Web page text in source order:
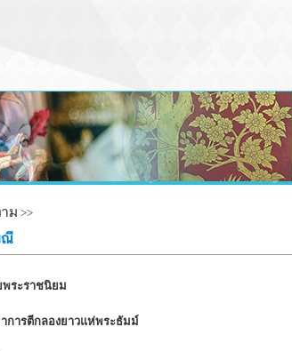
ม >>
ณี
พระราชนิยม
การตีกลองยาวแห่พระธัมม์